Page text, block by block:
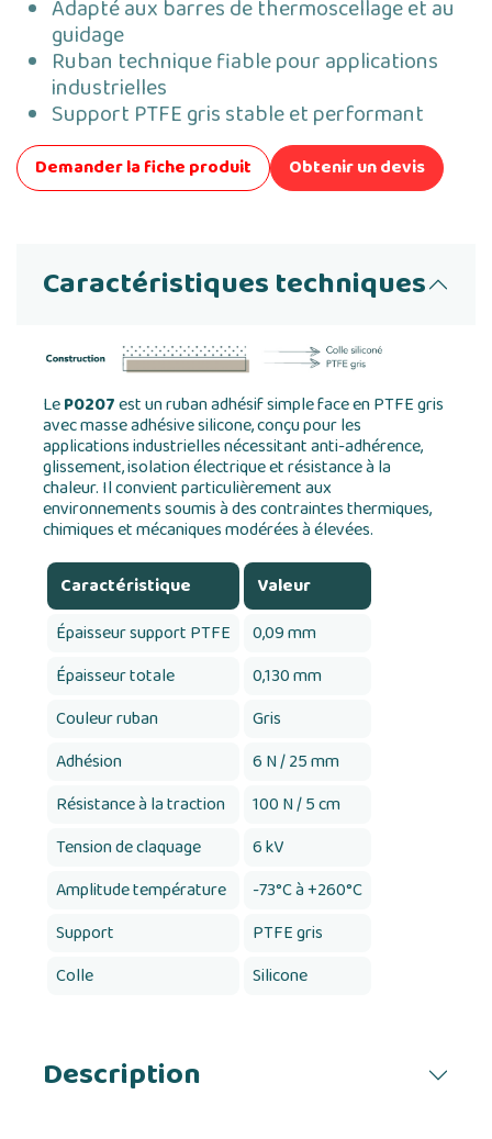
Adapté aux barres de thermoscellage et au
guidage
Ruban technique fiable pour applications
industrielles
Support PTFE gris stable et performant
Demander la fiche produit Obtenir un devis
Caractéristiques techniques
LeP0207est un ruban adhésif simple face en PTFE gris
avec masse adhésive silicone, conçu pour les
applications industrielles nécessitant anti-adhérence,
glissement, isolation électrique et résistance à la
chaleur. Il convient particulièrement aux
environnements soumis à des contraintes thermiques,
chimiques et mécaniques modérées à élevées.
Caractéristique
Valeur
Épaisseur support PTFE
0,09 mm
Épaisseur totale
0,130 mm
Couleur ruban
Gris
Adhésion
6 N / 25 mm
Résistance à la traction
100 N / 5 cm
Tension de claquage
6 kV
Amplitude température
-73°C à +260°C
Support
PTFE gris
Colle
Silicone
Description